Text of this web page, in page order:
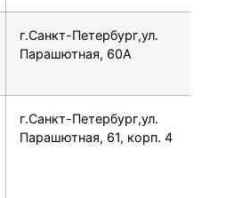
г.Санкт-Петербург,ул.
Парашютная, 60А
г.Санкт-Петербург,ул.
Парашютная, 61, корп. 4